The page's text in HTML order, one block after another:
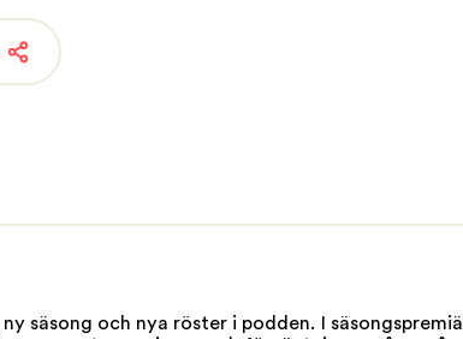
säsong och nya röster i podden. I